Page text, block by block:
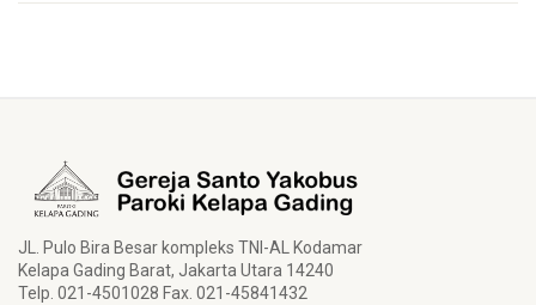
JL. Pulo Bira Besar kompleks TNI-AL Kodamar
Kelapa Gading Barat, Jakarta Utara 14240
Telp. 021-4501028 Fax. 021-45841432